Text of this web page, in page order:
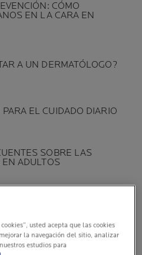
CÓMO
EN LA CARA EN
A UN DERMATÓLOGO?
EL CUIDADO DIARIO
SOBRE LAS
ADULTOS
usted acepta que las cookies
la navegación del sitio, analizar
estudios para